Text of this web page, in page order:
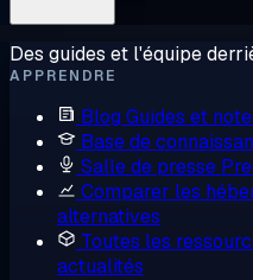
Des guides et l'équipe
APPRENDRE
Blog Guides et
Base de
Salle de presse
Comparer les
alternatives
Toutes les
actualités